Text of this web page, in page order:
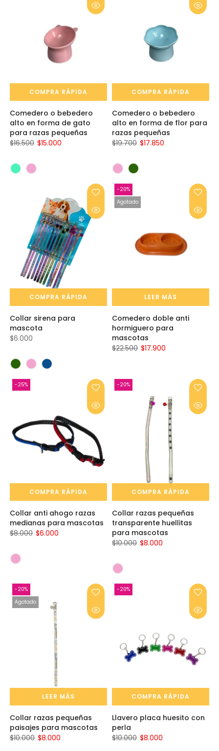
COMPRA RÁPIDA
Comedero o bebedero
alto en forma de gato
para razas pequeñas
$16.500 $15.000
COMPRA RÁPIDA
Comedero o bebedero
alto en forma de flor para
razas pequeñas
$19.700 $17.850
COMPRA RÁPIDA
Collar sirena para
mascota
$6.000
-20%
Agotado
LEER MÁS
Comedero doble anti
hormiguero para
mascotas
$22.500 $17.900
-25%
COMPRA RÁPIDA
Collar anti ahogo razas
medianas para mascotas
$8.000 $6.000
-20%
COMPRA RÁPIDA
Collar razas pequeñas
transparente huellitas
para mascotas
$10.000 $8.000
-20%
Agotado
LEER MÁS
Collar razas pequeñas
paisajes para mascotas
$10.000 $8.000
-20%
COMPRA RÁPIDA
Llavero placa huesito con
perla
$10.000 $8.000